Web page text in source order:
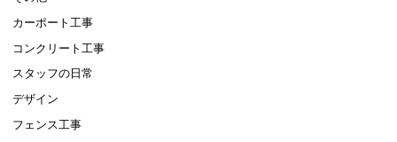
カーポート工事
コンクリート工事
スタッフの日常
デザイン
フェンス工事